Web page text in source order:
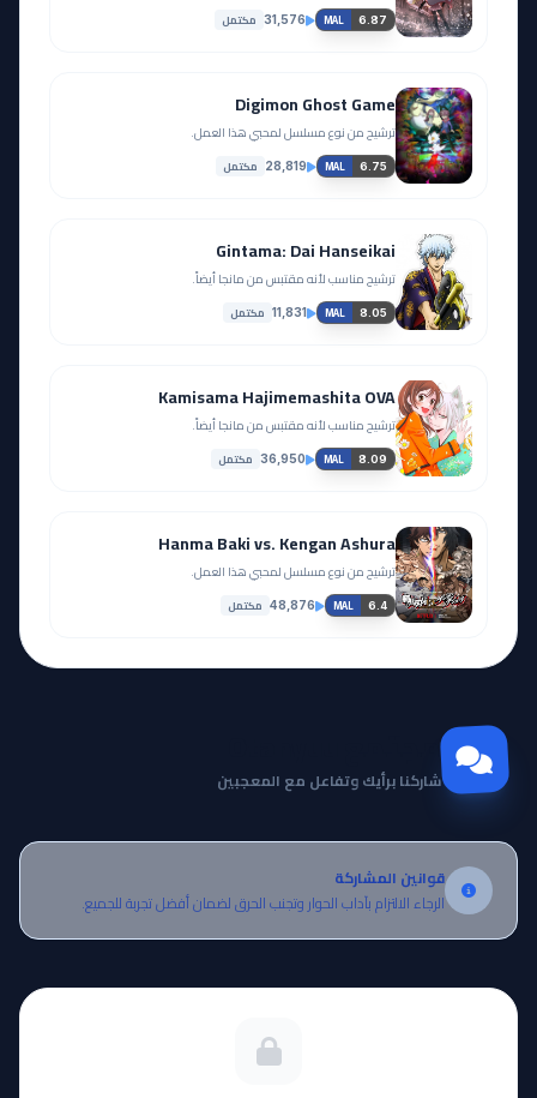
MAL 6.87
31,576 مكتمل
Digimon Ghost Game
ترشيح من نوع مسلسل لمحبي هذا العمل.
MAL 6.75
28,819 مكتمل
Gintama: Dai Hanseikai
ترشيح مناسب لأنه مقتبس من مانجا أيضاً.
MAL 8.05
11,831 مكتمل
Kamisama Hajimemashita OVA
ترشيح مناسب لأنه مقتبس من مانجا أيضاً.
MAL 8.09
36,950 مكتمل
Hanma Baki vs. Kengan Ashura
ترشيح من نوع مسلسل لمحبي هذا العمل.
MAL 6.4
48,876 مكتمل
مجتمع Otanyuu
شاركنا برأيك وتفاعل مع المعجبين
قوانين المشاركة
الرجاء الالتزام بآداب الحوار وتجنب الحرق لضمان أفضل تجربة للجميع.